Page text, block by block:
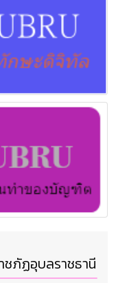
ชภัฏอุบลราชธานี